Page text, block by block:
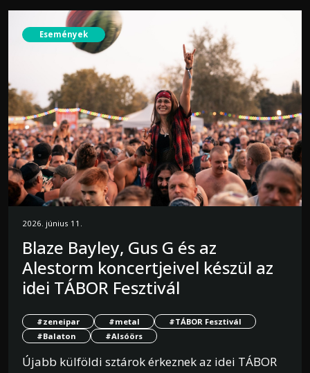
Események
2026. június 11.
Blaze Bayley, Gus G és az
Alestorm koncertjeivel készül az
idei TÁBOR Fesztivál
#zeneipar #metal
#TÁBOR Fesztivál
#Balaton
#Alsóörs
Újabb külföldi sztárok érkeznek az idei TÁBOR